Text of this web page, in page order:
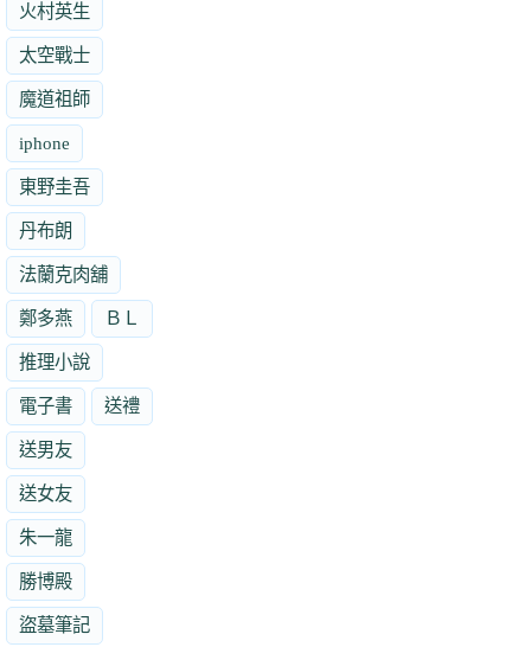
火村英生
太空戰士
魔道祖師
iphone
東野圭吾
丹布朗
法蘭克肉舖
鄭多燕 ＢＬ
推理小說
電子書 送禮
送男友
送女友
朱一龍
勝博殿
盜墓筆記